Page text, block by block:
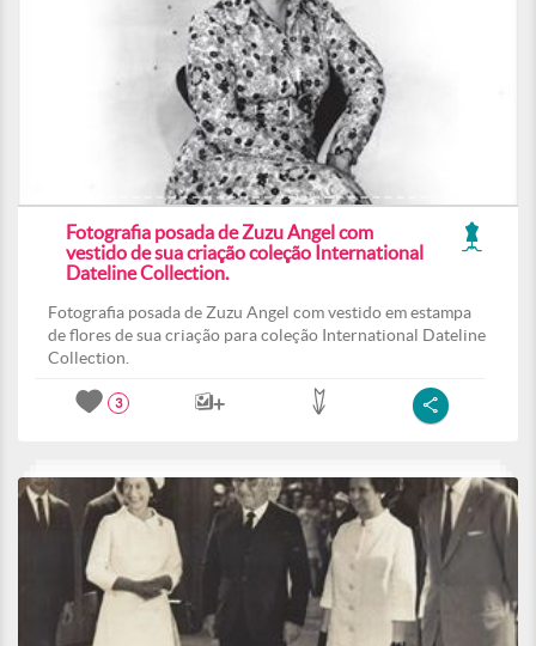
Fotografia posada de Zuzu Angel com
vestido de sua criação coleção International
Dateline Collection.
Fotografia posada de Zuzu Angel com vestido em estampa
de flores de sua criação para coleção International Dateline
Collection.
3